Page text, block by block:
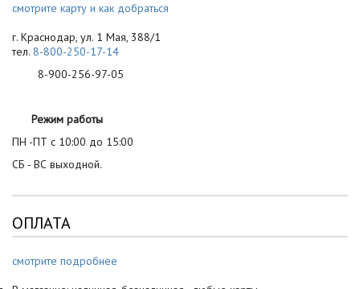
смотрите карту и как добраться
г. Краснодар, ул. 1 Мая, 388/1
тел. 8-800-250-17-14
8-900-256-97-05
Режим работы
ПН -ПТ с 10:00 до 15:00
СБ - ВС выходной.
ОПЛАТА
смотрите подробнее